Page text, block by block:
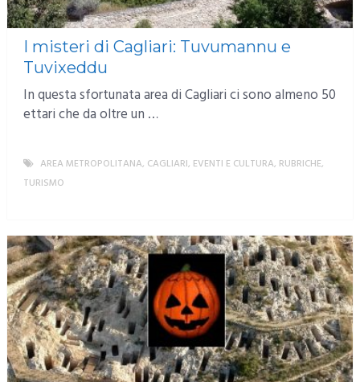
I misteri di Cagliari: Tuvumannu e
Tuvixeddu
In questa sfortunata area di Cagliari ci sono almeno 50
ettari che da oltre un …
AREA METROPOLITANA, CAGLIARI, EVENTI E CULTURA, RUBRICHE,
TURISMO